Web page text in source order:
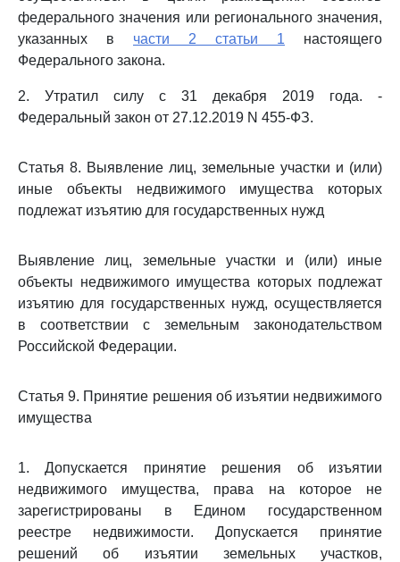
федерального значения или регионального значения,
указанных в части 2 статьи 1 настоящего
Федерального закона.
2. Утратил силу с 31 декабря 2019 года. -
Федеральный закон от 27.12.2019 N 455-ФЗ.
Статья 8. Выявление лиц, земельные участки и (или)
иные объекты недвижимого имущества которых
подлежат изъятию для государственных нужд
Выявление лиц, земельные участки и (или) иные
объекты недвижимого имущества которых подлежат
изъятию для государственных нужд, осуществляется
в соответствии с земельным законодательством
Российской Федерации.
Статья 9. Принятие решения об изъятии недвижимого
имущества
1. Допускается принятие решения об изъятии
недвижимого имущества, права на которое не
зарегистрированы в Едином государственном
реестре недвижимости. Допускается принятие
решений об изъятии земельных участков,